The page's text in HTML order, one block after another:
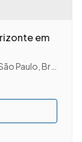
em
Paulo Brasil